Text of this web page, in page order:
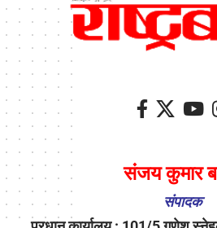
संजय कुमार
संपादक